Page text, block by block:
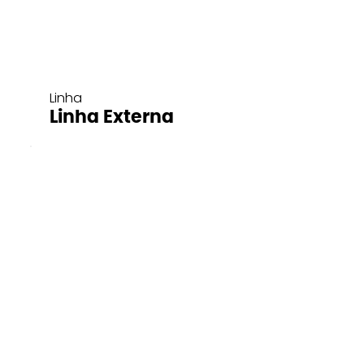
Linha
Linha Externa